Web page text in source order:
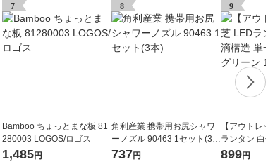
7
Bamboo ちょっとまな板 81
280003 LOGOS/ロゴス
1,485円
8
角利産業 携帯用お尻シャワ
ーノズル 90463 1セット(3
本)
737円
9
【アウトレッ
ランタン 白色
形4本：別売
899円